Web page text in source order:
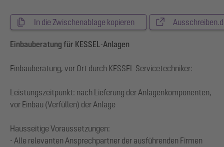
In die Zwischenablage kopieren
Einbauberatung für KESSEL-Anlagen
Einbauberatung, vor Ort durch KESSEL Servicetechniker:
Leistungszeitpunkt: nach Lieferung der Anlagenkomponenten,
vor Einbau (Verfüllen) der Anlage
Hausseitige Voraussetzungen:
- Alle relevanten Ansprechpartner der ausführenden Firmen